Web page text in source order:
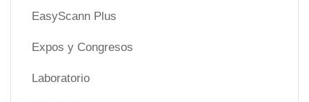
EasyScann Plus
Expos y Congresos
Laboratorio